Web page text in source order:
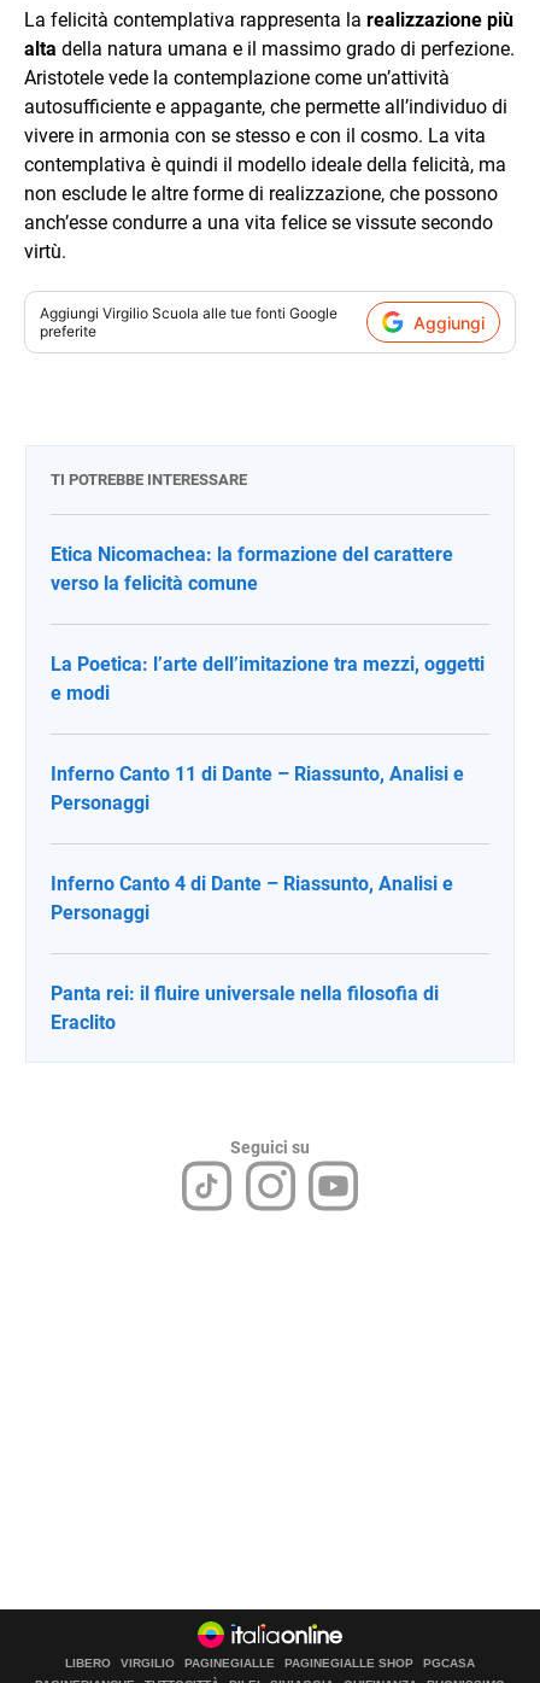
La felicità contemplativa rappresenta la realizzazione più
alta della natura umana e il massimo grado di perfezione.
Aristotele vede la contemplazione come un’attività
autosufficiente e appagante, che permette all’individuo di
vivere in armonia con se stesso e con il cosmo. La vita
contemplativa è quindi il modello ideale della felicità, ma
non esclude le altre forme di realizzazione, che possono
anch’esse condurre a una vita felice se vissute secondo
virtù.
Aggiungi Virgilio Scuola alle tue fonti Google
preferite
Aggiungi
TI POTREBBE INTERESSARE
Etica Nicomachea: la formazione del carattere
verso la felicità comune
La Poetica: l’arte dell’imitazione tra mezzi, oggetti
e modi
Inferno Canto 11 di Dante – Riassunto, Analisi e
Personaggi
Inferno Canto 4 di Dante – Riassunto, Analisi e
Personaggi
Panta rei: il fluire universale nella filosofia di
Eraclito
Seguici su
LIBERO VIRGILIO PAGINEGIALLE PAGINEGIALLE SHOP
PGCASA